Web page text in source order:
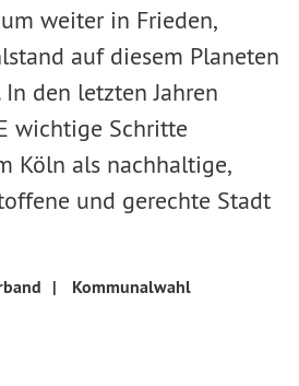
weiter in Frieden,
auf diesem Planeten
den letzten Jahren
wichtige Schritte
Köln als nachhaltige,
und gerechte Stadt
| Kommunalwahl